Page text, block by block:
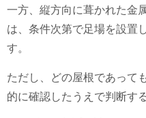
一方、縦方向に葺かれた金
は、条件次第で足場を設置
す。
ただし、どの屋根であって
的に確認したうえで判断す